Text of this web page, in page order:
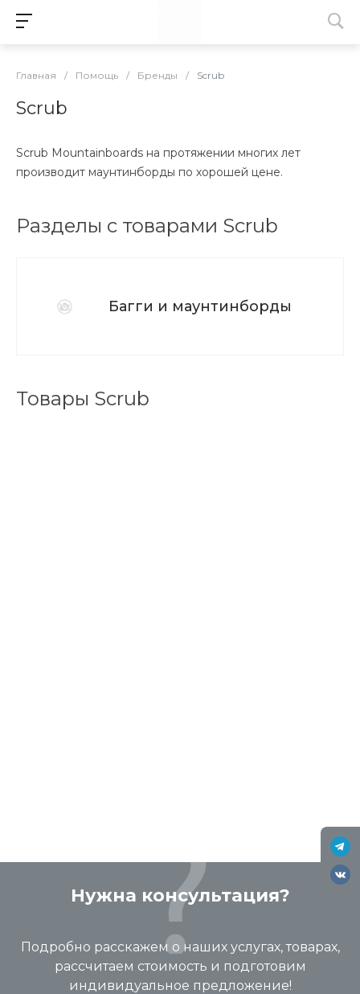
Главная / Помощь / Бренды / Scrub
Scrub
Scrub Mountainboards на протяжении многих лет
производит маунтинборды по хорошей цене.
Разделы с товарами Scrub
Багги и маунтинборды
Товары Scrub
Нужна консультация?
Подробно расскажем о наших услугах, товарах,
рассчитаем стоимость и подготовим
индивидуальное предложение!